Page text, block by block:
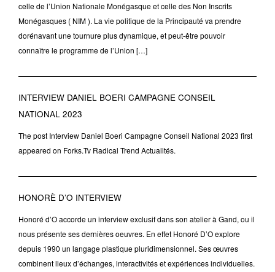
celle de l’Union Nationale Monégasque et celle des Non Inscrits
Monégasques ( NIM ). La vie politique de la Principauté va prendre
dorénavant une tournure plus dynamique, et peut-être pouvoir
connaître le programme de l’Union […]
INTERVIEW DANIEL BOERI CAMPAGNE CONSEIL
NATIONAL 2023
The post Interview Daniel Boeri Campagne Conseil National 2023 first
appeared on Forks.Tv Radical Trend Actualités.
HONORÈ D’O INTERVIEW
Honoré d’O accorde un interview exclusif dans son atelier à Gand, ou il
nous présente ses dernières oeuvres. En effet Honoré D’O explore
depuis 1990 un langage plastique pluridimensionnel. Ses œuvres
combinent lieux d’échanges, interactivités et expériences individuelles.